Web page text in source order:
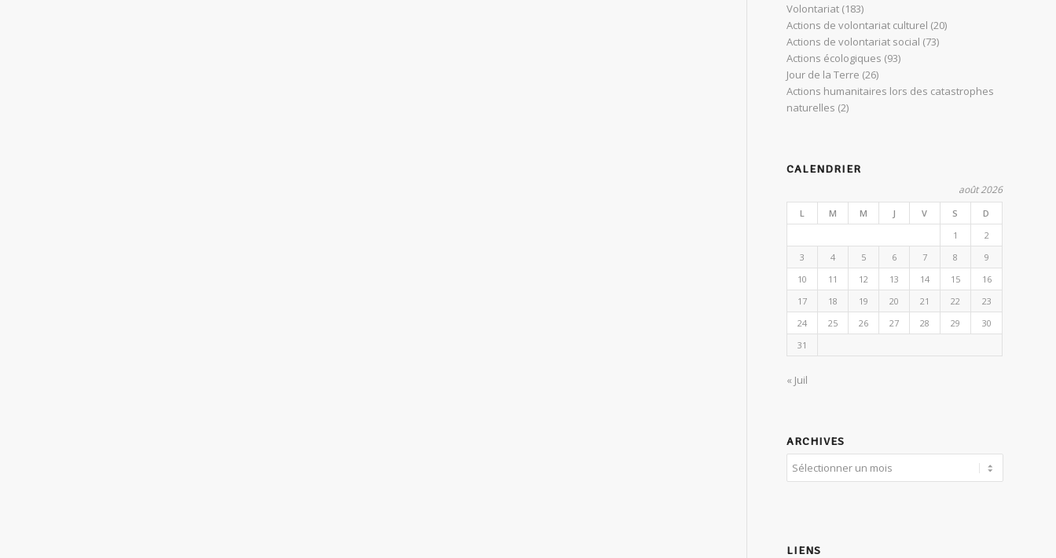
Volontariat (183)
Actions de volontariat culturel (20)
Actions de volontariat social (73)
Actions écologiques (93)
Jour de la Terre (26)
Actions humanitaires lors des catastrophes
naturelles (2)
CALENDRIER
août 2026
L M M J V S
D
1
2
3
4 5 6 7 8
9
10
11 12 13 14 15
16
17
18 19 20 21 22
23
24
25 26 27 28 29
30
31
« Juil
ARCHIVES
LIENS